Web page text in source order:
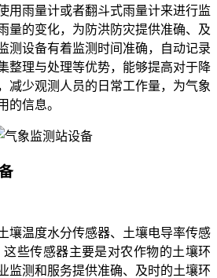
雨量计或者翻斗式雨量计来进行监
量的变化，为防洪防灾提供准确、及
测设备有着监测时间准确，自动记录
整理与处理等优势，能够提高对于降
减少观测人员的日常工作量，为气象
的信息。
温度水分传感器、土壤电导率传感
这些传感器主要是对农作物的土壤环
监测和服务提供准确、及时的土壤环